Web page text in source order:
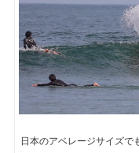
日本のアベレージサイズで